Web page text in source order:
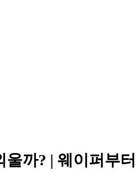
까? | 웨이퍼부